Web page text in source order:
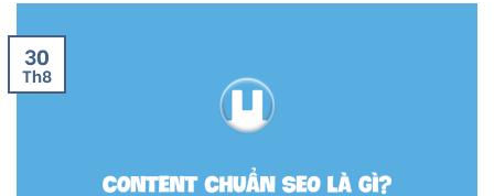
30
Th8